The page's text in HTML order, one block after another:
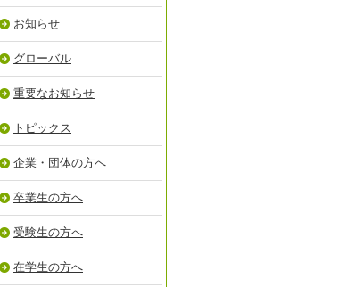
お知らせ
グローバル
重要なお知らせ
トピックス
企業・団体の方へ
卒業生の方へ
受験生の方へ
在学生の方へ